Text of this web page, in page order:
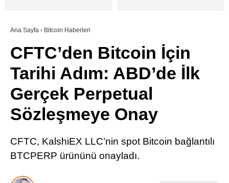
Youtube
TikTok
SÖZLÜK
Ana Sayfa › Bitcoin Haberleri
CFTC’den Bitcoin İçin
Tarihi Adım: ABD’de İlk
Gerçek Perpetual
Sözleşmeye Onay
CFTC, KalshiEX LLC’nin spot Bitcoin bağlantılı
BTCPERP ürününü onayladı.